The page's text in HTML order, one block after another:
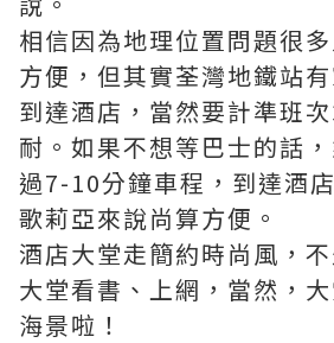
相信因為地理位置問題很
方便，但其實荃灣地鐵站
到達酒店，當然要計準班
耐。如果不想等巴士的話
過7-10分鐘車程，到達酒
歌莉亞來說尚算方便。
酒店大堂走簡約時尚風，
大堂看書、上網，當然，
海景啦！